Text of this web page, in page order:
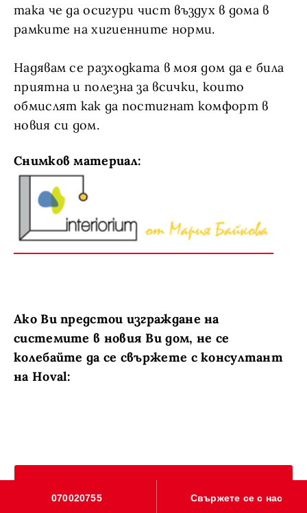
така че да осигури чист въздух в дома в
рамките на хигиенните норми.
Надявам се разходката в моя дом да е била
приятна и полезна за всички, които
обмислят как да постигнат комфорт в
новия си дом.
Снимков материал:
Ако Ви предстои изграждане на
системите в новия Ви дом, не се
колебайте да се свържете с консултант
на Hoval:
оферта сега
070020755 Свържете се с нас